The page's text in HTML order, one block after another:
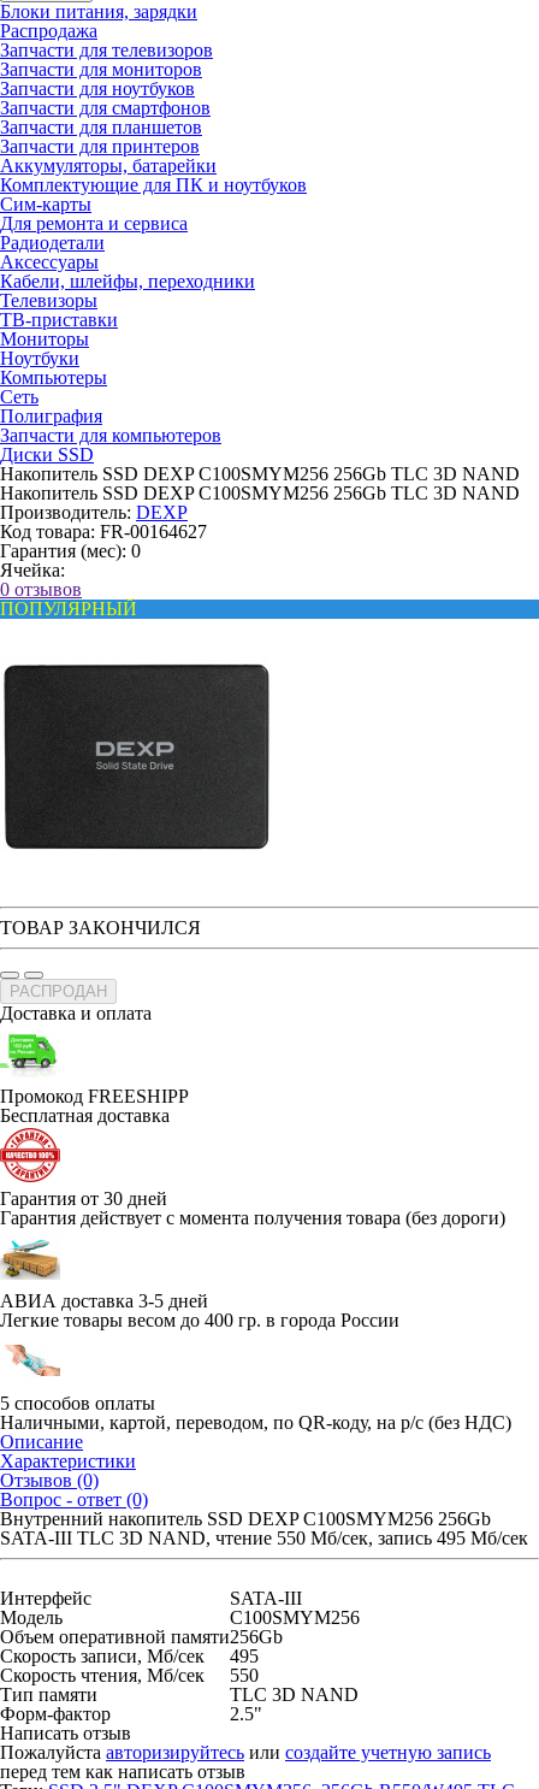
Блоки питания, зарядки
Распродажа
Запчасти для телевизоров
Запчасти для мониторов
Запчасти для ноутбуков
Запчасти для смартфонов
Запчасти для планшетов
Запчасти для принтеров
Аккумуляторы, батарейки
Комплектующие для ПК и ноутбуков
Сим-карты
Для ремонта и сервиса
Радиодетали
Аксессуары
Кабели, шлейфы, переходники
Телевизоры
ТВ-приставки
Мониторы
Ноутбуки
Компьютеры
Сеть
Полиграфия
Запчасти для компьютеров
Диски SSD
Накопитель SSD DEXP C100SMYM256 256Gb TLC 3D NAND
Накопитель SSD DEXP C100SMYM256 256Gb TLC 3D NAND
Производитель: DEXP
Код товара: FR-00164627
Гарантия (мес): 0
Ячейка:
0 отзывов
ПОПУЛЯРНЫЙ
ТОВАР ЗАКОНЧИЛСЯ
РАСПРОДАН
Доставка и оплата
Промокод FREESHIPP
Бесплатная доставка
Гарантия от 30 дней
Гарантия действует с момента получения товара (без дороги)
АВИА доставка 3-5 дней
Легкие товары весом до 400 гр. в города России
5 способов оплаты
Наличными, картой, переводом, по QR-коду, на р/с (без НДС)
Описание
Характеристики
Отзывов (0)
Вопрос - ответ (0)
Внутренний накопитель SSD DEXP C100SMYM256 256Gb
SATA-III TLC 3D NAND, чтение 550 Мб/сек, запись 495 Мб/сек
Интерфейс
SATA-III
Модель
C100SMYM256
Объем оперативной памяти256Gb
Скорость записи, Мб/сек
495
Скорость чтения, Мб/сек
550
Тип памяти
TLC 3D NAND
Форм-фактор
2.5"
Написать отзыв
Пожалуйста авторизируйтесь или создайте учетную запись
перед тем как написать отзыв